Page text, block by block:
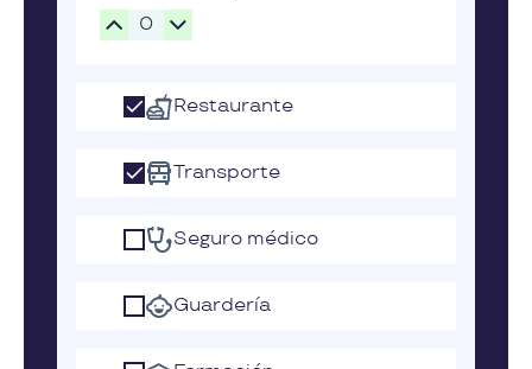
Restaurante
Transporte
Seguro médico
Guardería